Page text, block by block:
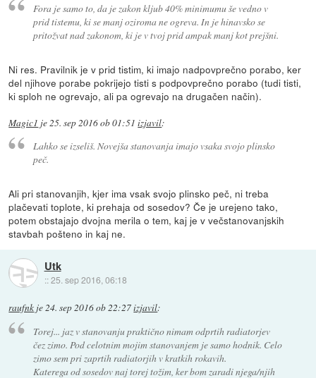
Fora je samo to, da je zakon kljub 40% minimumu še vedno v
prid tistemu, ki se manj oziroma ne ogreva. In je hinavsko se
pritožvat nad zakonom, ki je v tvoj prid ampak manj kot prejšni.
Ni res. Pravilnik je v prid tistim, ki imajo nadpovprečno porabo, ker
del njihove porabe pokrijejo tisti s podpovprečno porabo (tudi tisti,
ki sploh ne ogrevajo, ali pa ogrevajo na drugačen način).
Magic1 je25. sep 2016 ob 01:51 izjavil:
Lahko se izseliš. Novejša stanovanja imajo vsaka svojo plinsko
peč.
Ali pri stanovanjih, kjer ima vsak svojo plinsko peč, ni treba
plačevati toplote, ki prehaja od sosedov? Če je urejeno tako,
potem obstajajo dvojna merila o tem, kaj je v večstanovanjskih
stavbah pošteno in kaj ne.
Utk
::25. sep 2016, 06:18
raufnk je24. sep 2016 ob 22:27izjavil:
Torej... jaz v stanovanju praktično nimam odprtih radiatorjev
čez zimo. Pod celotnim mojim stanovanjem je samo hodnik. Celo
zimo sem pri zaprtih radiatorjih v kratkih rokavih.
Katerega od sosedov naj torej tožim, ker bom zaradi njega/njih